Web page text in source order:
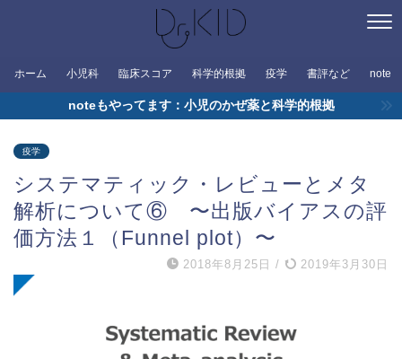
ホーム 小児科 臨床スコア 科学的根拠 疫学 書評など note
noteもやってます：小児のかぜ薬と科学的根拠
疫学
システマティック・レビューとメタ
解析について⑥ 〜出版バイアスの評
価方法１（Funnel plot）〜
2018年8月25日 / 2019年3月30日